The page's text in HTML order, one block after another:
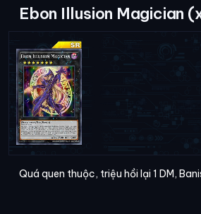
Ebon Illusion Magician
Quá quen thuộc, triệu hồi lại 1 DM,